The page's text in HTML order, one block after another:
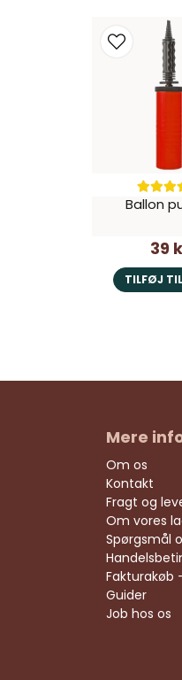
Ballon
39
TILFØJ
Mere
Om os
Kontakt
Fragt og
Om vores
Spørgsmål
Fakturakøb
Guider
Job hos os